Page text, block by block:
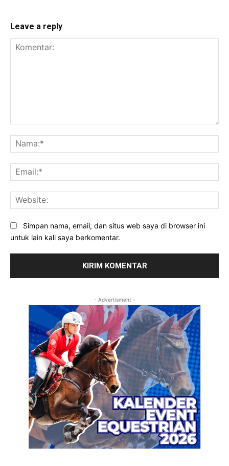
Leave a reply
Simpan nama, email, dan situs web saya di browser ini
untuk lain kali saya berkomentar.
- Advertisment -